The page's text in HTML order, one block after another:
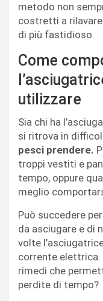
metodo non
costretti a
di più fastidioso.
Come
utilizzare
Sia chi ha
si ritrova in
pesci prendere.
troppi vestiti e
tempo, oppure
meglio
Può succedere
da asciugare e di
volte
corrente elettrica.
rimedi che
perdite di tempo?